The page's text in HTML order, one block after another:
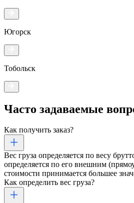
Югорск
Тобольск
Часто задаваемые
Как получить заказ?
Вес груза определяется по весу
определяется по его внешним
стоимости принимается большее
Как определить вес груза?